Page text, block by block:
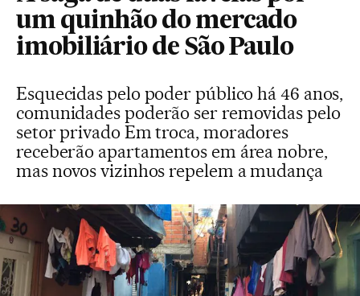
um quinhão do mercado
imobiliário de São Paulo
Esquecidas pelo poder público há 46 anos,
comunidades poderão ser removidas pelo
setor privado Em troca, moradores
receberão apartamentos em área nobre,
mas novos vizinhos repelem a mudança